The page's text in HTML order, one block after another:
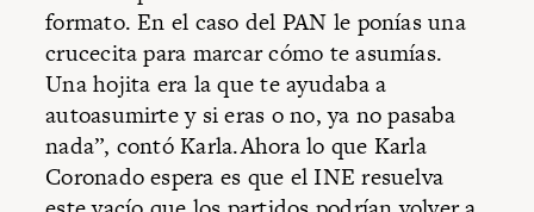
formato. En el caso del PAN le ponías una
crucecita para marcar cómo te asumías.
Una hojita era la que te ayudaba a
autoasumirte y si eras o no, ya no pasaba
nada”, contó Karla.Ahora lo que Karla
Coronado espera es que el INE resuelva